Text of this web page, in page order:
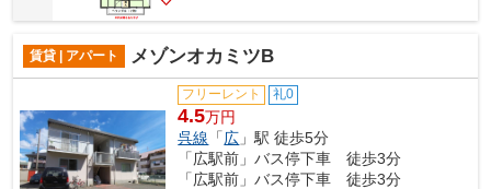
賃貸 | アパート メゾンオカミツB
フリーレント 礼0
4.5万円
呉線 「広 」駅 徒歩5分
「広駅前」バス停下車 徒歩3分
「広駅前」バス停下車 徒歩3分